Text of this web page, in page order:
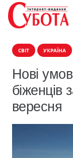
СВІТ УКРАЇНА
Нові
біженців
вересня